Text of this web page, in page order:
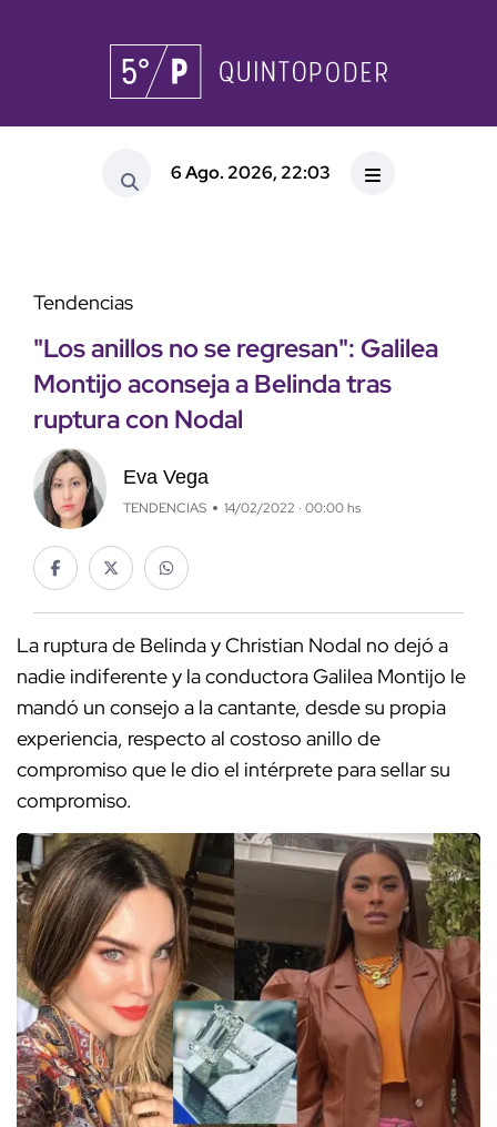
6 Ago. 2026, 22:03
Tendencias
"Los anillos no se regresan": Galilea
Montijo aconseja a Belinda tras
ruptura con Nodal
Eva Vega
TENDENCIAS 14/02/2022 · 00:00 hs
La ruptura de Belinda y Christian Nodal no dejó a
nadie indiferente y la conductora Galilea Montijo le
mandó un consejo a la cantante, desde su propia
experiencia, respecto al costoso anillo de
compromiso que le dio el intérprete para sellar su
compromiso.